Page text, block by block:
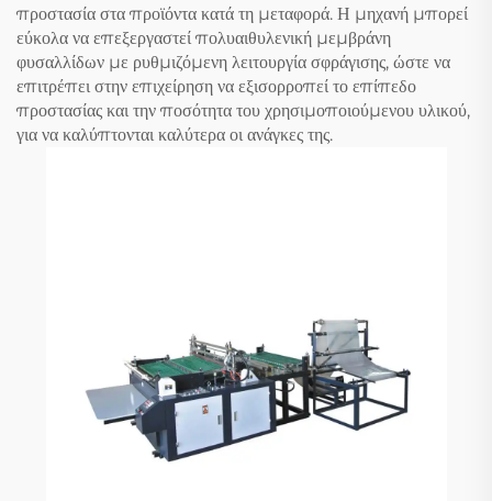
προστασία στα προϊόντα κατά τη μεταφορά. Η μηχανή μπορεί
εύκολα να επεξεργαστεί πολυαιθυλενική μεμβράνη
φυσαλλίδων με ρυθμιζόμενη λειτουργία σφράγισης, ώστε να
επιτρέπει στην επιχείρηση να εξισορροπεί το επίπεδο
προστασίας και την ποσότητα του χρησιμοποιούμενου υλικού,
για να καλύπτονται καλύτερα οι ανάγκες της.